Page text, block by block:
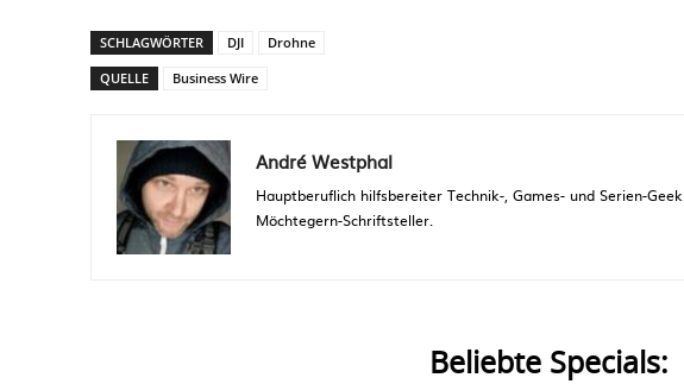
SCHLAGWÖRTER DJI
Drohne
QUELLE
Business Wire
André Westphal
Hauptberuflich hilfsbereiter Technik-, Games- und Serien-
Möchtegern-Schriftsteller.
Beliebte Specials: